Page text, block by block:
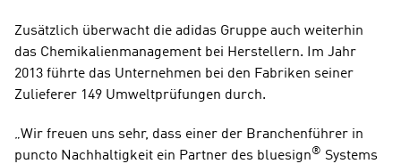
Zusätzlich überwacht die adidas Gruppe auch weiterhin
das Chemikalienmanagement bei Herstellern. Im Jahr
2013 führte das Unternehmen bei den Fabriken seiner
Zulieferer 149 Umweltprüfungen durch.
„Wir freuen uns sehr, dass einer der Branchenführer in
puncto Nachhaltigkeit ein Partner des bluesign® Systems